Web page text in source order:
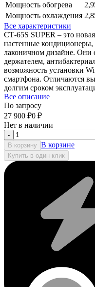
Мощность обогрева
Мощность охлаждения
Все характеристики
СТ-65S SUPER – это
настенные
лаконичном дизайне. Они
держателем,
возможность установки
смартфона. Отличаются
долгим сроком
Все описание
По запросу
27 900 ₽0 ₽
Нет в наличии
-
В корзину В корзине
Купить в один клик